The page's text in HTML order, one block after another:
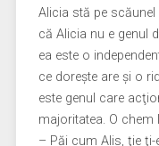
Alicia stă pe
că Alicia nu e genul
ea este o
ce doreşte are şi o
este genul care
majoritatea. O chem
– Păi cum Alis, ţie ţi-